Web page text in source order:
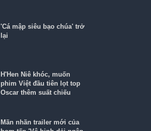
'Cá mập siêu bạo chúa' trở
lại
H'Hen Niê khóc, muốn
phim Việt đầu tiên lọt top
Oscar thêm suất chiếu
Mãn nhãn trailer mới của